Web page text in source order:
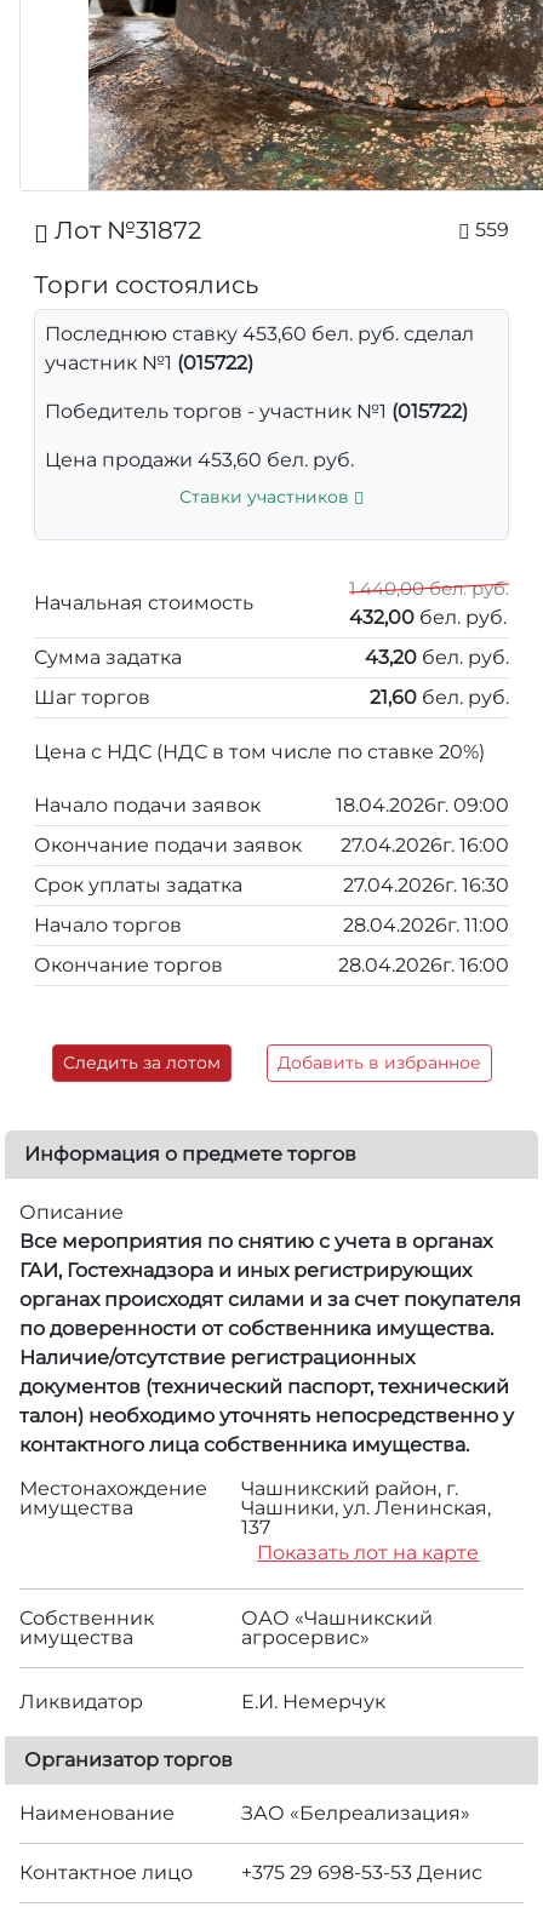
Лот №31872 559
Торги состоялись
Последнюю ставку 453,60 бел. руб. сделал
участник №1 (015722)
Победитель торгов - участник №1 (015722)
Цена продажи 453,60 бел. руб.
Ставки участников
Начальная стоимость
1 440,00 бел. руб.
432,00 бел. руб.
Сумма задатка
43,20 бел. руб.
Шаг торгов
21,60 бел. руб.
Цена с НДС (НДС в том числе по ставке 20%)
Начало подачи заявок
18.04.2026г. 09:00
Окончание подачи заявок
27.04.2026г. 16:00
Срок уплаты задатка
27.04.2026г. 16:30
Начало торгов
28.04.2026г. 11:00
Окончание торгов
28.04.2026г. 16:00
Следить за лотом Добавить в избранное
Информация о предмете торгов
Описание
Все мероприятия по снятию с учета в органах
ГАИ, Гостехнадзора и иных регистрирующих
органах происходят силами и за счет покупателя
по доверенности от собственника имущества.
Наличие/отсутствие регистрационных
документов (технический паспорт, технический
талон) необходимо уточнять непосредственно у
контактного лица собственника имущества.
Местонахождение
имущества
Чашникский район, г.
Чашники, ул. Ленинская,
137
Показать лот на карте
Собственник
имущества
ОАО «Чашникский
агросервис»
Ликвидатор Е.И. Немерчук
Организатор торгов
Наименование ЗАО «Белреализация»
Контактное лицо +375 29 698-53-53 Денис